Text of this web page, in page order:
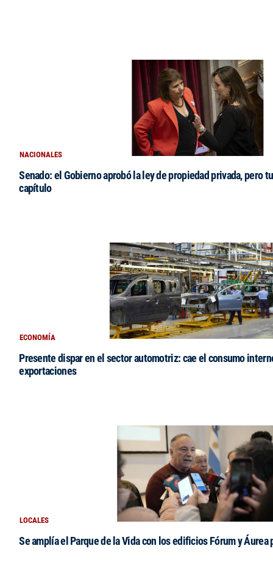
NACIONALES
Senado: el Gobierno aprobó la ley de propiedad privada, pero
capítulo
ECONOMÍA
Presente dispar en el sector automotriz: cae el consumo
exportaciones
LOCALES
Se amplía el Parque de la Vida con los edificios Fórum y